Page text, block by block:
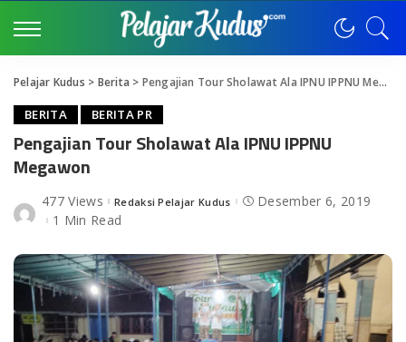
Pelajar Kudus > Berita > Pengajian Tour Sholawat Ala IPNU IPPNU Megawon
BERITA BERITA PR
Pengajian Tour Sholawat Ala IPNU IPPNU
Megawon
477 ViewsPosted
by
Redaksi Pelajar Kudus
Desember 6, 2019
1 Min Read